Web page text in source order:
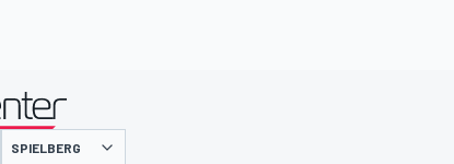
presentado por
SPIELBERG